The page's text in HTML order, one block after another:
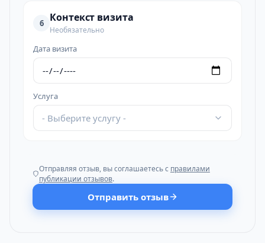
6 Контекст визита
Необязательно
Дата визита
Услуга
- Выберите услугу -
Отправляя отзыв, вы соглашаетесь с правилами
публикации отзывов.
Отправить отзыв